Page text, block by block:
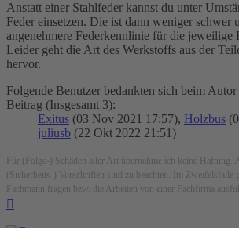
Anstatt einer Stahlfeder kannst du unter
Feder einsetzen. Die ist dann weniger schwer
angenehmere Federkennlinie für die jeweilige
Leider geht die Art des Werkstoffs aus der
hervor.
Folgende Benutzer bedankten sich beim Autor
Beitrag (Insgesamt 3):
Exitus (03 Nov 2021 17:57), Holzbus
juliusb (22 Okt 2022 21:51)
Für (Folge-) Schäden aller Art übernehme ich keine Haftung.
(Sicherheits-) Vorschriften sind zu beachten. Im Zweifelsfalle
Fachmann fragen bzw. die Arbeiten von einer Fachfirma